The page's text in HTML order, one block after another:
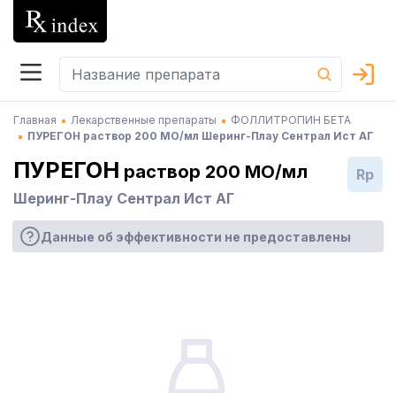
Главная Лекарственные препараты
ФОЛЛИТРОПИН БЕТА
ПУРЕГОН раствор 200 МО/мл Шеринг-Плау Сентрал Ист АГ
ПУРЕГОН раствор 200 МО/мл
Шеринг-Плау Сентрал Ист АГ
Rp
Данные об эффективности не предоставлены